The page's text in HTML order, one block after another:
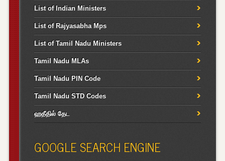
List of Indian Ministers
List of Rajyasabha Mps
List of Tamil Nadu Ministers
Tamil Nadu MLAs
Tamil Nadu PIN Code
Tamil Nadu STD Codes
ஹதீதில் தேட
GOOGLE SEARCH ENGINE